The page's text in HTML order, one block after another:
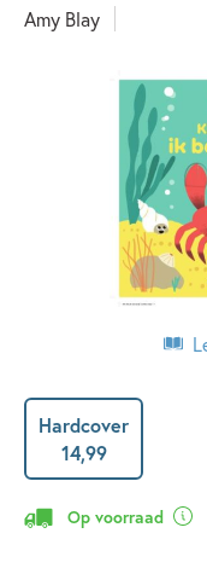
Amy Blay
Hardcover
14,99
Op voorraad